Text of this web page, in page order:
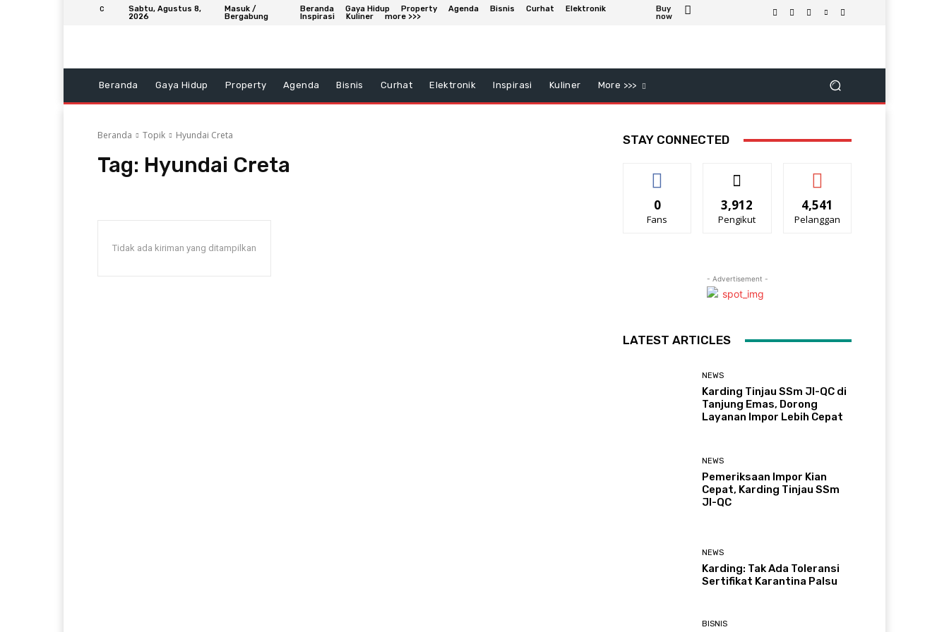
C
Sabtu, Agustus 8,
2026
Masuk /
Bergabung
Beranda Gaya Hidup Property Agenda Bisnis Curhat
Elektronik
Inspirasi
Kuliner more >>>
Buy
now
Beranda Gaya Hidup Property Agenda Bisnis Curhat Elektronik Inspirasi Kuliner More >>>
Beranda Topik Hyundai Creta
Tag: Hyundai Creta
Tidak ada kiriman yang ditampilkan
STAY CONNECTED
0
Fans
3,912
Pengikut
4,541
Pelanggan
- Advertisement -
LATEST ARTICLES
NEWS
Karding Tinjau SSm JI-QC di
Tanjung Emas, Dorong
Layanan Impor Lebih Cepat
NEWS
Pemeriksaan Impor Kian
Cepat, Karding Tinjau SSm
JI-QC
NEWS
Karding: Tak Ada Toleransi
Sertifikat Karantina Palsu
BISNIS